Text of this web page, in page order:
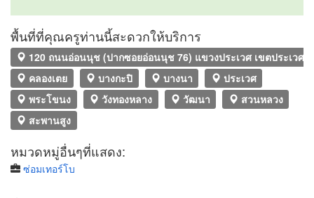
พื้นที่ที่คุณครูท่านนี้สะดวกให้บริการ
120 ถนนอ่อนนุช (ปากซอยอ่อนนุช 76) แขวงประเวศ เขตประเวศ
คลองเตย
บางกะปิ บางนา
ประเวศ
พระโขนง
วังทองหลาง วัฒนา
สวนหลวง
สะพานสูง
หมวดหมู่อื่นๆที่แสดง:
ซ่อมเทอร์โบ